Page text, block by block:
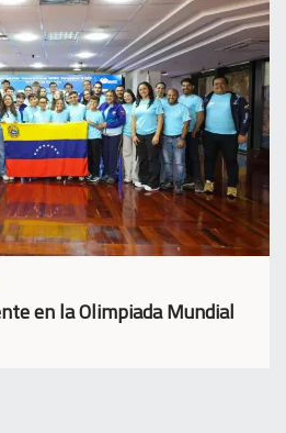
en la Olimpiada Mundial